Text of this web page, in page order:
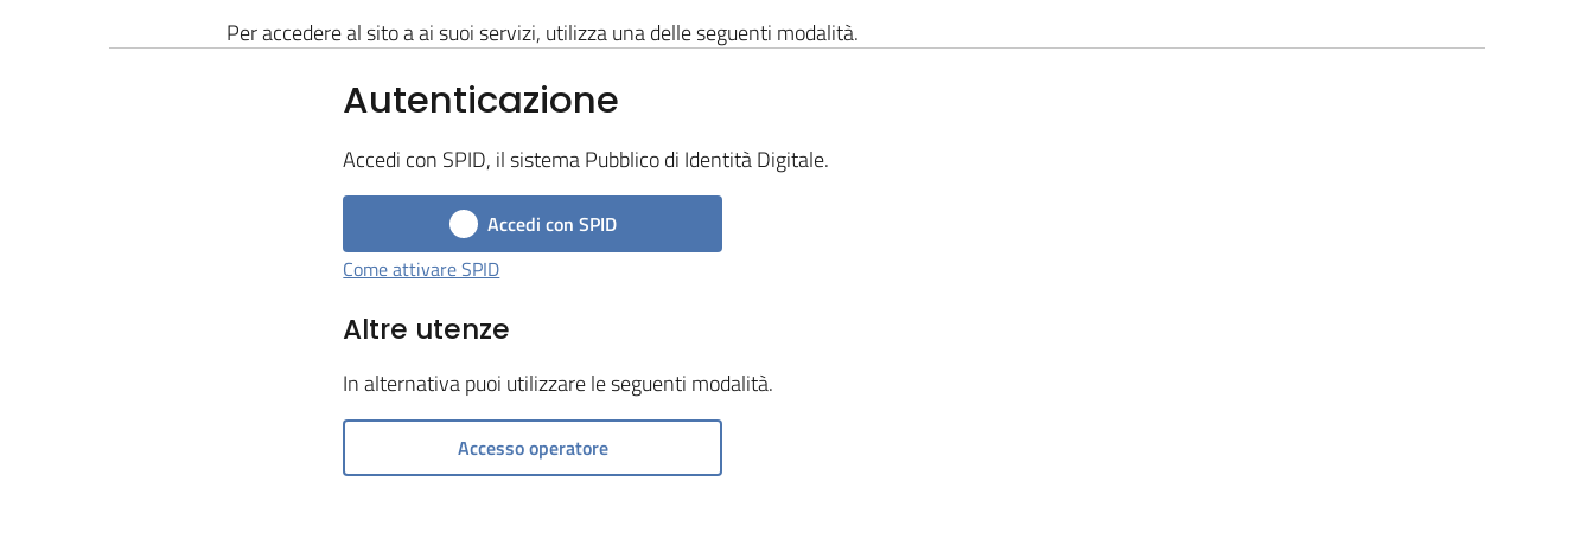
Per accedere al sito a ai suoi servizi, utilizza una delle seguenti modalità.
Autenticazione
Accedi con SPID, il sistema Pubblico di Identità Digitale.
Accedi con SPID
Come attivare SPID
Altre utenze
In alternativa puoi utilizzare le seguenti modalità.
Accesso operatore